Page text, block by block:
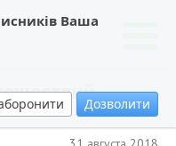
Ваша
Дозволити